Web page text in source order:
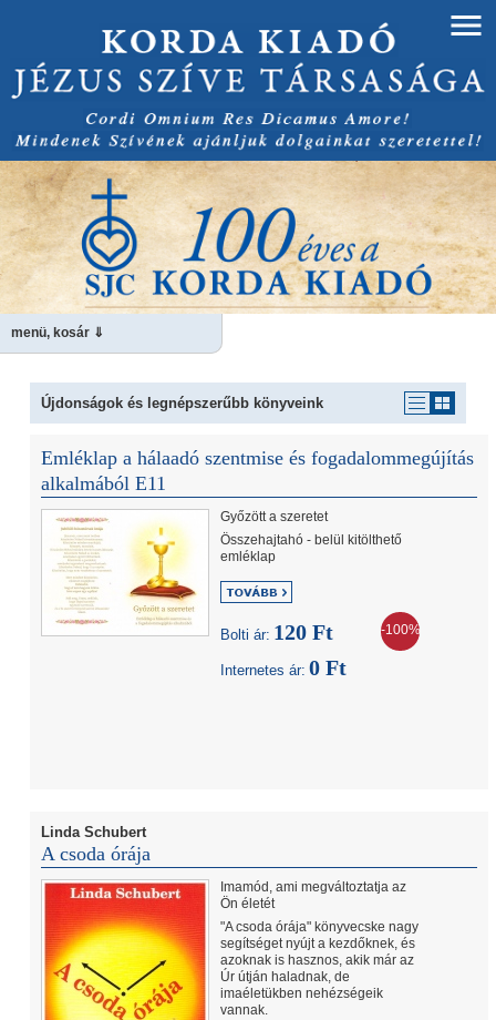
menü, kosár ⇓
Újdonságok és legnépszerűbb könyveink
Emléklap a hálaadó szentmise és fogadalommegújítás
alkalmából E11
Győzött a szeretet
Összehajtahó - belül kitölthető
emléklap
Bolti ár: 120 Ft -100%
Internetes ár: 0 Ft
Linda Schubert
A csoda órája
Imamód, ami megváltoztatja az
Ön életét
"A csoda órája" könyvecske nagy
segítséget nyújt a kezdőknek, és
azoknak is hasznos, akik már az
Úr útján haladnak, de
imaéletükben nehézségeik
vannak.